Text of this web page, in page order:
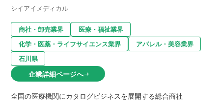
シイアイメディカル
商社・卸売業界
医療・福祉業界
化学・医薬・ライフサイエンス業界
アパレル・美容業界
石川県
企業詳細ページへarrow_right_alt
全国の医療機関にカタログビジネスを展開する総合商社